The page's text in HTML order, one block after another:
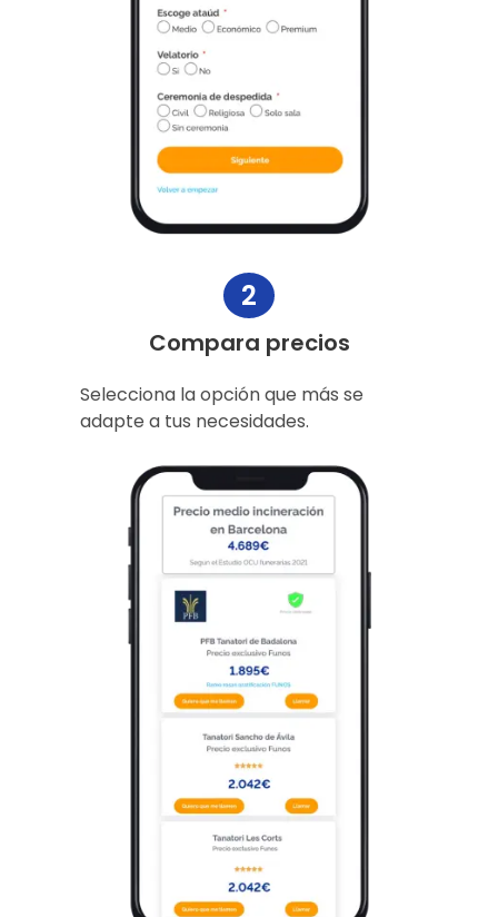
2
Compara precios
Selecciona la opción que más se
adapte a tus necesidades.